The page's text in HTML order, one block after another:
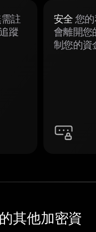
註
蹤
安全 您
會離開您
制您的資
其他加密資